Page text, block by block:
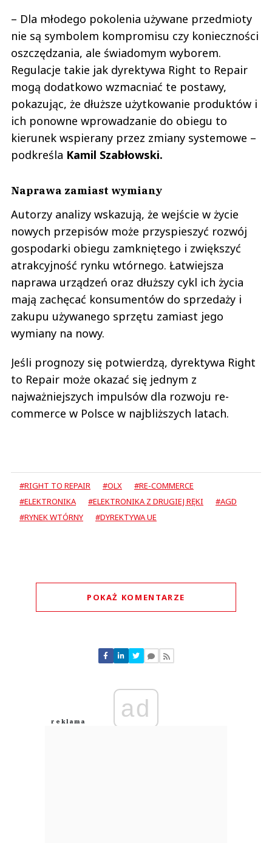
– Dla młodego pokolenia używane przedmioty
nie są symbolem kompromisu czy konieczności
oszczędzania, ale świadomym wyborem.
Regulacje takie jak dyrektywa Right to Repair
mogą dodatkowo wzmacniać te postawy,
pokazując, że dłuższe użytkowanie produktów i
ich ponowne wprowadzanie do obiegu to
kierunek wspierany przez zmiany systemowe –
podkreśla Kamil Szabłowski.
Naprawa zamiast wymiany
Autorzy analizy wskazują, że wejście w życie
nowych przepisów może przyspieszyć rozwój
gospodarki obiegu zamkniętego i zwiększyć
atrakcyjność rynku wtórnego. Łatwiejsza
naprawa urządzeń oraz dłuższy cykl ich życia
mają zachęcać konsumentów do sprzedaży i
zakupu używanego sprzętu zamiast jego
wymiany na nowy.
Jeśli prognozy się potwierdzą, dyrektywa Right
to Repair może okazać się jednym z
najważniejszych impulsów dla rozwoju re-
commerce w Polsce w najbliższych latach.
#RIGHT TO REPAIR #OLX
#RE-COMMERCE
#ELEKTRONIKA
#ELEKTRONIKA Z DRUGIEJ RĘKI
#AGD
#RYNEK WTÓRNY
#DYREKTYWA UE
POKAŻ KOMENTARZE
Nie znaleziono komentarzy
Zostaw swoje komentarze
Anuluj
ad